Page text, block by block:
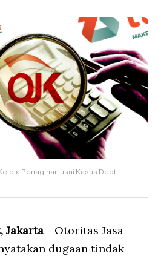
Penagihan usai Kasus Debt
Jakarta - Otoritas Jasa
dugaan tindak